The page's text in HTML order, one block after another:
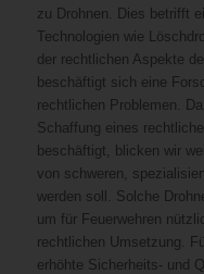
zu Drohnen. Dies betrifft
Technologien wie
der rechtlichen Aspekte
beschäftigt sich eine
rechtlichen Problemen.
Schaffung eines
beschäftigt, blicken wir
von schweren,
werden soll. Solche
um für Feuerwehren
rechtlichen Umsetzung.
erhöhte Sicherheits- und